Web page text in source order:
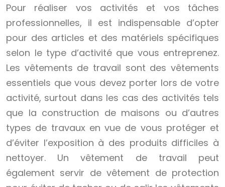
Pour réaliser vos activités et vos tâches
professionnelles, il est indispensable d’opter
pour des articles et des matériels spécifiques
selon le type d’activité que vous entreprenez.
Les vêtements de travail sont des vêtements
essentiels que vous devez porter lors de votre
activité, surtout dans les cas des activités tels
que la construction de maisons ou d’autres
types de travaux en vue de vous protéger et
d’éviter l’exposition à des produits difficiles à
nettoyer. Un vêtement de travail peut
également servir de vêtement de protection